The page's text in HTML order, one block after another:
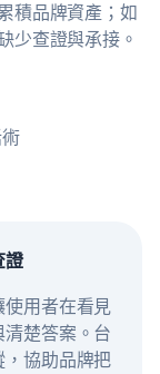
積品牌資產；如
少查證與承接。
證
用者在看見
楚答案。台
協助品牌把